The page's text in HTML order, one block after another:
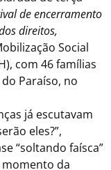
de encerramento
direitos,
Social
com 46 famílias
Paraíso, no
já escutavam
eles?”,
“soltando faísca”
momento da